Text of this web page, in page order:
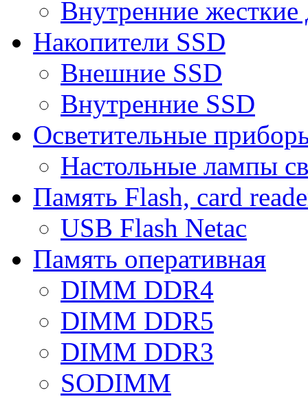
Внутренние
Накопители SSD
Внешние SSD
Внутренние SSD
Осветительные
Настольные лампы
Память Flash, card
USB Flash Netac
Память оперативная
DIMM DDR4
DIMM DDR5
DIMM DDR3
SODIMM